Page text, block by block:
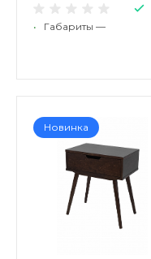
• Габариты —
Новинка